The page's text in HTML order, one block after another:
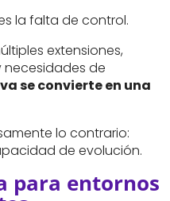
la falta de control.
extensiones,
de
se convierte en una
lo contrario:
de evolución.
para entornos